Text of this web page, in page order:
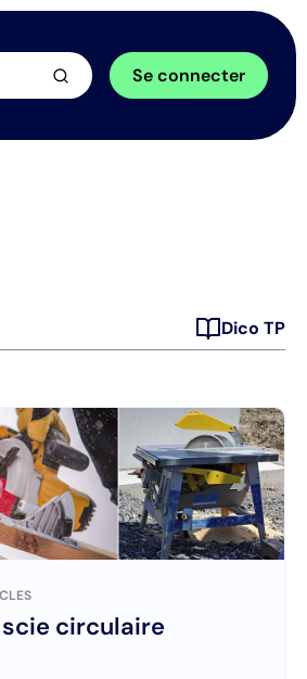
Se connecter
Dico TP
scie circulaire
arrow_forward